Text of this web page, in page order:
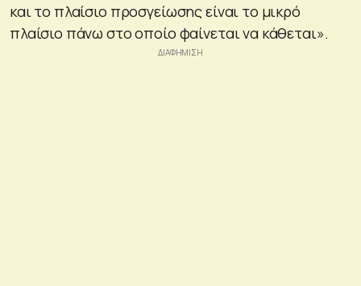
και το πλαίσιο προσγείωσης είναι το μικρό
πλαίσιο πάνω στο οποίο φαίνεται να κάθεται».